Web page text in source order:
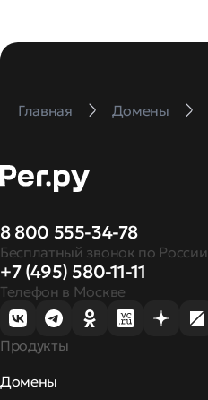
Главная Домены
8 800 555-34-78
Бесплатный звонок по России
+7 (495) 580-11-11
Телефон в Москве
Продукты
Домены